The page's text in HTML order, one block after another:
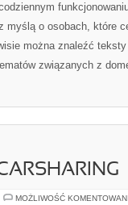
myślą o osobach, które
można znaleźć
związanych z
MOŻLIWOŚĆ